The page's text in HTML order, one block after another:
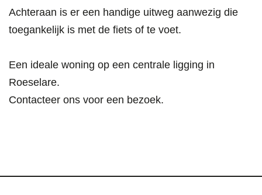
Achteraan is er een handige uitweg aanwezig die
toegankelijk is met de fiets of te voet.
Een ideale woning op een centrale ligging in
Roeselare.
Contacteer ons voor een bezoek.